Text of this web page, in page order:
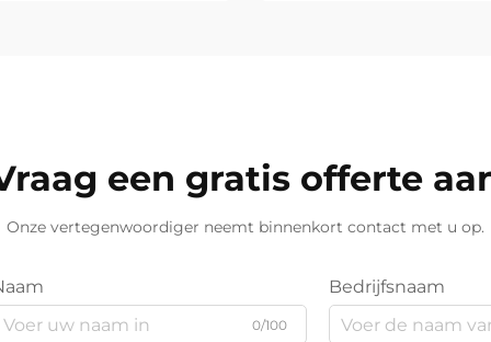
een gratis offerte
Onze vertegenwoordiger neemt binnenkort contact met u op.
0/100
Bedrijfsnaam